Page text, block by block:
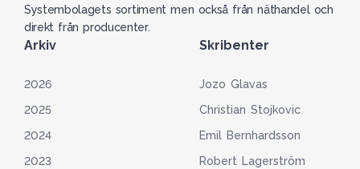
Systembolagets sortiment men också från näthandel och
direkt från producenter.
Arkiv
2026
2025
2024
2023
Skribenter
Jozo Glavas
Christian Stojkovic
Emil Bernhardsson
Robert Lagerström